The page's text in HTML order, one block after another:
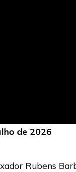
de 2026
Rubens